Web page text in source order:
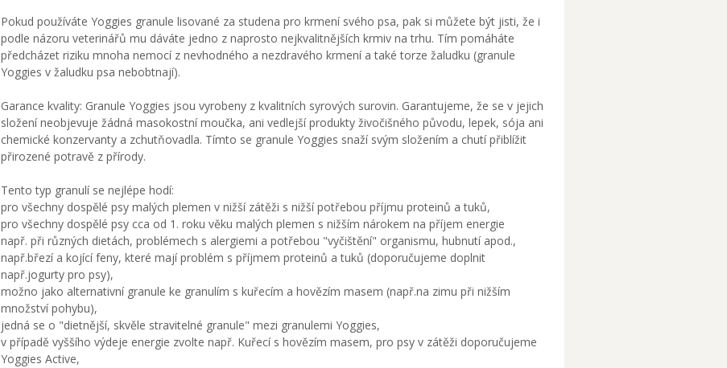
Pokud používáte Yoggies granule lisované za studena pro krmení svého psa, pak si můžete být jisti, že i
podle názoru veterinářů mu dáváte jedno z naprosto nejkvalitnějších krmiv na trhu. Tím pomáháte
předcházet riziku mnoha nemocí z nevhodného a nezdravého krmení a také torze žaludku (granule
Yoggies v žaludku psa nebobtnají).
Garance kvality: Granule Yoggies jsou vyrobeny z kvalitních syrových surovin. Garantujeme, že se v jejich
složení neobjevuje žádná masokostní moučka, ani vedlejší produkty živočišného původu, lepek, sója ani
chemické konzervanty a zchutňovadla. Tímto se granule Yoggies snaží svým složením a chutí přiblížit
přirozené potravě z přírody.
Tento typ granulí se nejlépe hodí:
pro všechny dospělé psy malých plemen v nižší zátěži s nižší potřebou příjmu proteinů a tuků,
pro všechny dospělé psy cca od 1. roku věku malých plemen s nižším nárokem na příjem energie
např. při různých dietách, problémech s alergiemi a potřebou "vyčištění" organismu, hubnutí apod.,
např.březí a kojící feny, které mají problém s příjmem proteinů a tuků (doporučujeme doplnit
např.jogurty pro psy),
možno jako alternativní granule ke granulím s kuřecím a hovězím masem (např.na zimu při nižším
množství pohybu),
jedná se o "dietnější, skvěle stravitelné granule" mezi granulemi Yoggies,
v případě vyššího výdeje energie zvolte např. Kuřecí s hovězím masem, pro psy v zátěži doporučujeme
Yoggies Active,